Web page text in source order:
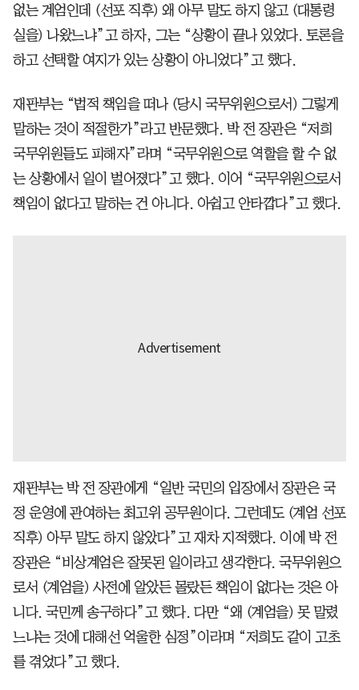
없는 계엄인데 (선포 직후) 왜 아무 말도 하지 않고 (대통령
실을) 나왔느냐”고 하자, 그는 “상황이 끝나 있었다. 토론을
하고 선택할 여지가 있는 상황이 아니었다”고 했다.
재판부는 “법적 책임을 떠나 (당시 국무위원으로서) 그렇게
말하는 것이 적절한가”라고 반문했다. 박 전 장관은 “저희
국무위원들도 피해자”라며 “국무위원으로 역할을 할 수 없
는 상황에서 일이 벌어졌다”고 했다. 이어 “국무위원으로서
책임이 없다고 말하는 건 아니다. 아쉽고 안타깝다”고 했다.
재판부는 박 전 장관에게 “일반 국민의 입장에서 장관은 국
정 운영에 관여하는 최고위 공무원이다. 그런데도 (계엄 선포
직후) 아무 말도 하지 않았다”고 재차 지적했다. 이에 박 전
장관은 “비상계엄은 잘못된 일이라고 생각한다. 국무위원으
로서 (계엄을) 사전에 알았든 몰랐든 책임이 없다는 것은 아
니다. 국민께 송구하다”고 했다. 다만 “왜 (계엄을) 못 말렸
느냐는 것에 대해선 억울한 심정”이라며 “저희도 같이 고초
를 겪었다”고 했다.